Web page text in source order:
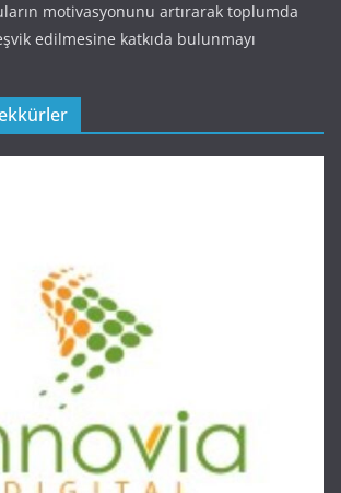
motivasyonunu artırarak toplumda
edilmesine katkıda bulunmayı